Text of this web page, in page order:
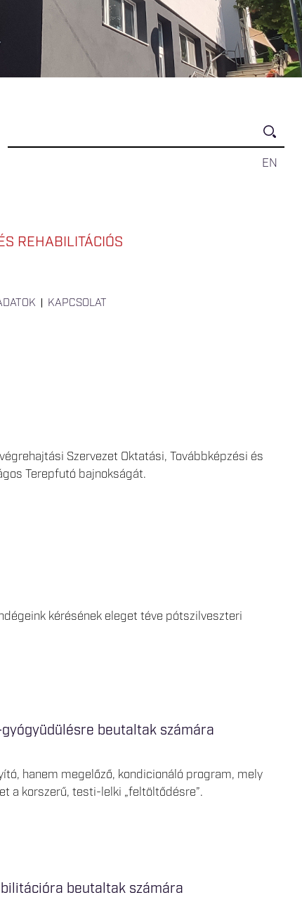
EN
REHABILITÁCIÓS
KAPCSOLAT
Szervezet Oktatási, Továbbképzési és
Terepfutó bajnokságát.
kérésének eleget téve pótszilveszteri
beutaltak számára
hanem megelőző, kondicionáló program, mely
a korszerű, testi-lelki „feltöltődésre”.
beutaltak számára